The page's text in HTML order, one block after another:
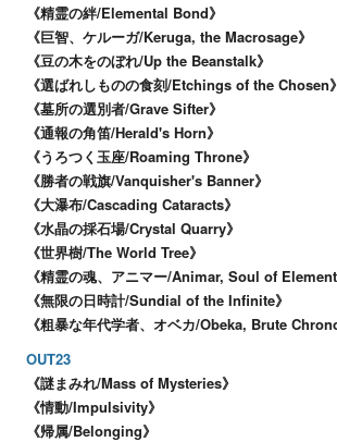
《精霊の絆/Elemental Bond》
《巨智、ケルーガ/Keruga, the Macrosage》
《豆の木をのぼれ/Up the Beanstalk》
《選ばれしものの食刻/Etchings of the Chosen》
《墓所の選別者/Grave Sifter》
《通報の角笛/Herald's Horn》
《うろつく玉座/Roaming Throne》
《勝者の戦旗/Vanquisher's Banner》
《大瀑布/Cascading Cataracts》
《水晶の採石場/Crystal Quarry》
《世界樹/The World Tree》
《精霊の魂、アニマー/Animar, Soul of
《無限の日時計/Sundial of the Infinite》
《粗暴な年代学者、オベカ/Obeka, Brute
OUT23
《謎まみれ/Mass of Mysteries》
《情動/Impulsivity》
《帰属/Belonging》